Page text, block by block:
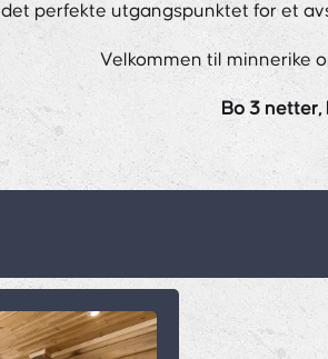
det perfekte utgangspunktet for et
Velkommen til minnerike
Bo 3 netter,